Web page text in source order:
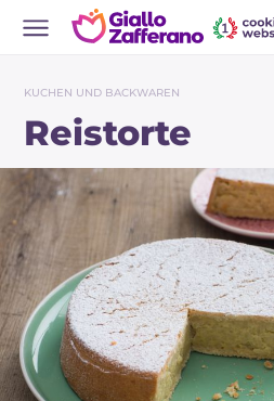
KUCHEN UND BACKWAREN
Reistorte